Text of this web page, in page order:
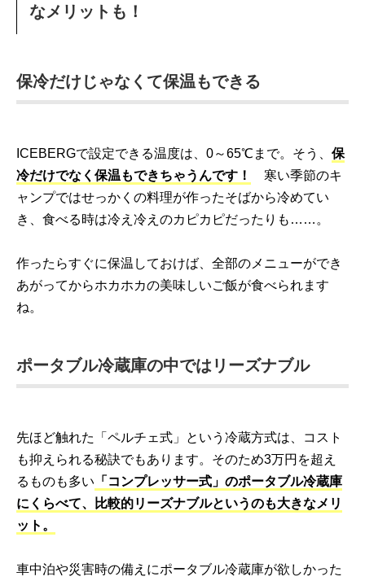
なメリットも！
保冷だけじゃなくて保温もできる
ICEBERGで設定できる温度は、0～65℃まで。そう、 保
冷だけでなく保温もできちゃうんです！
寒い季節のキ
ャンプではせっかくの料理が作ったそばから冷めてい
き、食べる時は冷え冷えのカピカピだったりも……。
作ったらすぐに保温しておけば、全部のメニューができ
あがってからホカホカの美味しいご飯が食べられます
ね。
ポータブル冷蔵庫の中ではリーズナブル
先ほど触れた「ペルチェ式」という冷蔵方式は、コスト
も抑えられる秘訣でもあります。そのため3万円を超え
るものも多い 「コンプレッサー式」のポータブル冷蔵庫
にくらべて、比較的リーズナブルというのも大きなメリ
ット。
車中泊や災害時の備えにポータブル冷蔵庫が欲しかった